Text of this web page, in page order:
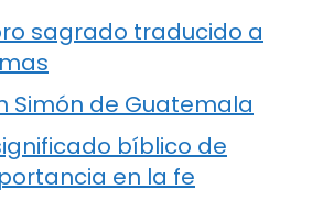
sagrado traducido a
Simón de Guatemala
bíblico de
en la fe